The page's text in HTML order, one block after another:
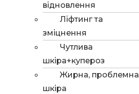
відновлення
Ліфтинг та
зміцнення
Чутлива
шкіра+купероз
Жирна, проблемна
шкіра